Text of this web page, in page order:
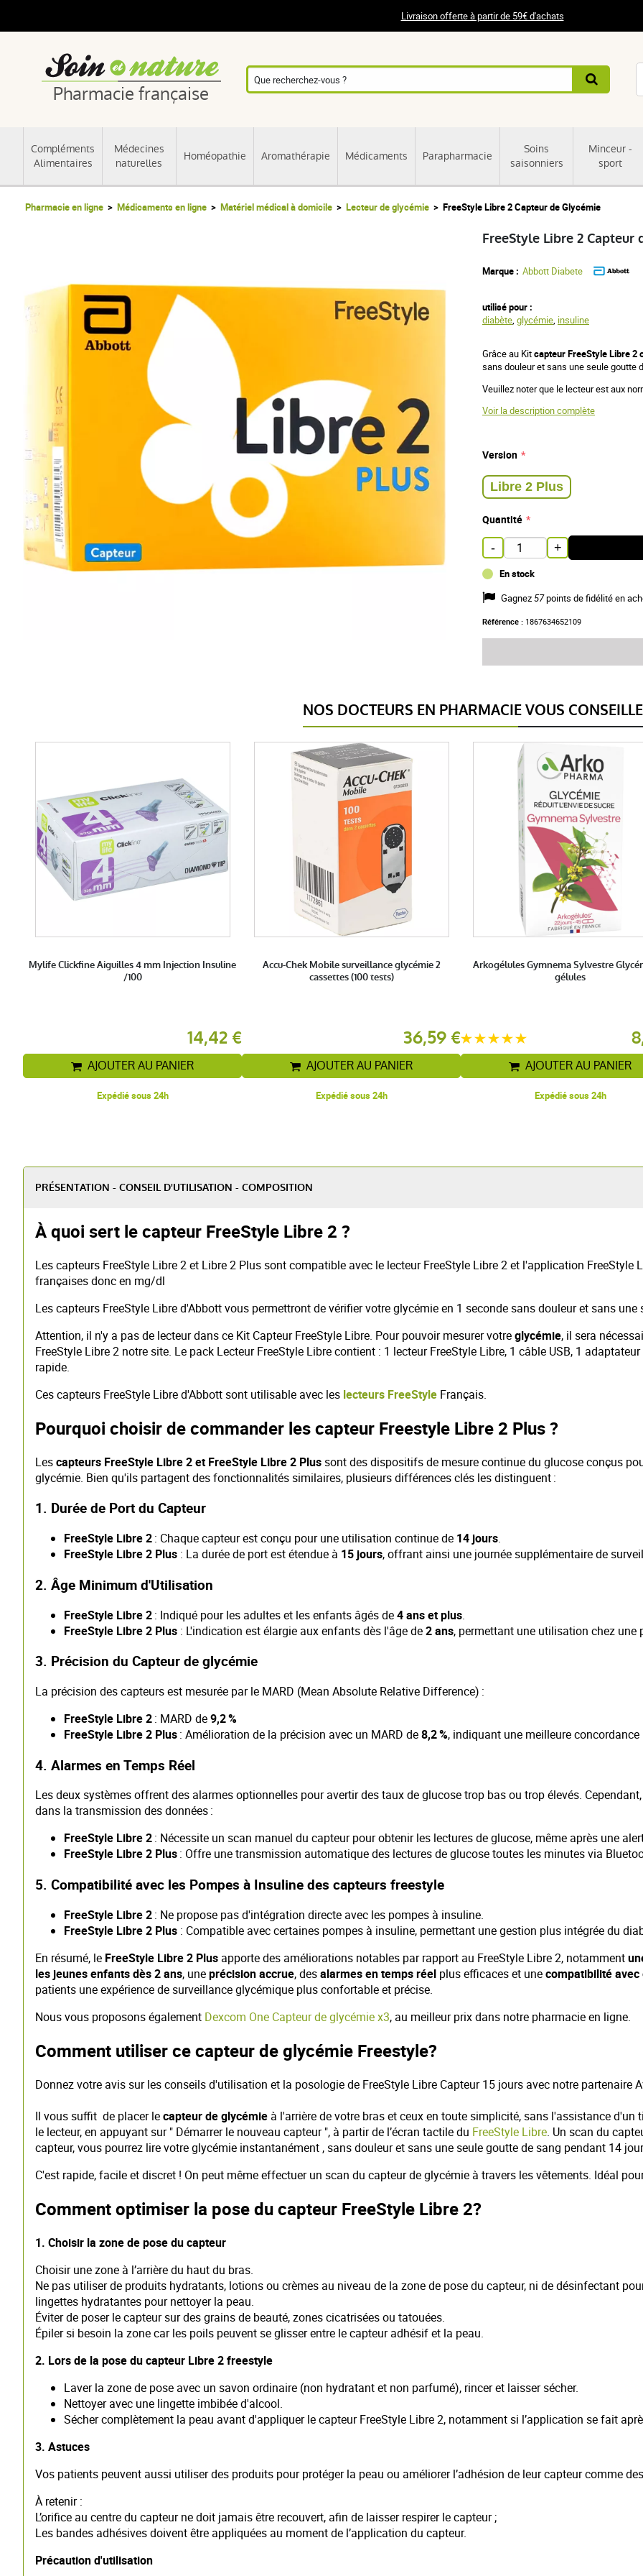
Livraison offerte à partir de 59€ d'achats
Pharmacie française
Compléments
Alimentaires
Médecines
naturelles
Homéopathie Aromathérapie Médicaments Parapharmacie
Soins
saisonniers
Minceur -
sport
Pharmacie en ligne Médicaments en ligne Matériel médical à domicile Lecteur de glycémie FreeStyle Libre 2 Capteur de Glycémie
FreeStyle Libre 2 Capteur
Marque : Abbott Diabete
utilisé pour :
diabète, glycémie, insuline
Grâce au Kitcapteur FreeStyleLibre 2
sans douleur et sans une seule goutte
Veuillez noter que le lecteur est aux
Voir la description complète
Version
Libre 2 Plus
Quantité
- +
En stock
Référence : 1867634652109
Gagnez57points de fidélité en
NOS DOCTEURS EN PHARMACIE VOUS
Mylife Clickfine Aiguilles 4 mm Injection Insuline
/100
14,42 €
AJOUTER AU PANIER
Expédié sous 24h
Accu-Chek Mobile surveillance glycémie 2
cassettes (100 tests)
36,59 €
AJOUTER AU PANIER
Expédié sous 24h
Arkogélules Gymnema Sylvestre
gélules
AJOUTER AU PANIER
Expédié sous 24h
PRÉSENTATION - CONSEIL D'UTILISATION - COMPOSITION
À quoi sert le capteur FreeStyle Libre 2 ?
Les capteurs FreeStyle Libre 2 et Libre 2 Plus sont compatible avec le lecteur FreeStyle Libre 2 et l'application
françaises donc en mg/dl
Les capteurs FreeStyle Libre d'Abbott vous permettront de vérifier votre glycémie en 1 seconde sans douleur et sans
Attention, il n'y a pas de lecteur dans ce Kit Capteur FreeStyle Libre. Pour pouvoir mesurer votreglycémie, il sera
FreeStyle Libre 2 notre site. Le pack Lecteur FreeStyle Libre contient : 1 lecteur FreeStyle Libre, 1 câble USB, 1
rapide.
Ces capteurs FreeStyle Libre d'Abbott sont utilisable avec les lecteurs FreeStyle Français.
Pourquoi choisir de commander les capteur Freestyle Libre 2 Plus ?
​Lescapteurs FreeStyle Libre 2 etFreeStyle Libre 2 Plussont des dispositifs de mesure continue du glucose conçus
glycémie. Bien qu'ils partagent des fonctionnalités similaires, plusieurs différences clés les distinguent :​
1. Durée de Port du Capteur
FreeStyle Libre 2: Chaque capteur est conçu pour une utilisation continue de 14 jours.​
FreeStyle Libre 2 Plus : La durée de port est étendue à 15 jours, offrant ainsi une journée supplémentaire de
2. Âge Minimum d'Utilisation
FreeStyle Libre 2: Indiqué pour les adultes et les enfants âgés de4 ans et plus.
FreeStyle Libre 2 Plus : L'indication est élargie aux enfants dès l'âge de2 ans, permettant une utilisation chez une
3. Précision du Capteur de glycémie
La précision des capteurs est mesurée par le MARD (Mean Absolute Relative Difference) :​
FreeStyle Libre 2: MARD de9,2 %
FreeStyle Libre 2 Plus: Amélioration de la précision avec un MARD de8,2 %, indiquant une meilleure concordance
4. Alarmes en Temps Réel
Les deux systèmes offrent des alarmes optionnelles pour avertir des taux de glucose trop bas ou trop élevés.
dans la transmission des données :​
FreeStyle Libre 2: Nécessite un scan manuel du capteur pour obtenir les lectures de glucose, même après une
FreeStyle Libre 2 Plus: Offre une transmission automatique des lectures de glucose toutes les minutes via
5. Compatibilité avec les Pompes à Insuline des capteurs freestyle
FreeStyle Libre 2: Ne propose pas d'intégration directe avec les pompes à insuline.​
FreeStyle Libre 2 Plus : Compatible avec certaines pompes à insuline, permettant une gestion plus intégrée du
En résumé, le FreeStyle Libre 2 Plus apporte des améliorations notables par rapport au FreeStyle Libre 2, notamment
les jeunes enfants dès 2 ans, uneprécision accrue, desalarmes en temps réel plus efficaces et unecompatibilité
patients une expérience de surveillance glycémique plus confortable et précise.
Nous vous proposons également Dexcom One Capteur de glycémie x3, au meilleur prix dans notre pharmacie en ligne.
Comment utiliser ce capteur de glycémie Freestyle?
Donnez votre avis sur les conseils d'utilisation et la posologie de FreeStyle Libre Capteur 15 jours avec notre partenaire
Il vous suffit de placer lecapteur de glycémie à l'arrière de votre bras et ceux en toute simplicité, sans l'assistance
le lecteur, en appuyant sur " Démarrer le nouveau capteur ", à partir de l’écran tactile du FreeStyle Libre. Un scan du
capteur, vous pourrez lire votre glycémie instantanément , sans douleur et sans une seule goutte de sang pendant 14
C'est rapide, facile et discret ! On peut même effectuer un scan du capteur de glycémie à travers les vêtements. Idéal
Comment optimiser la pose du capteur FreeStyle Libre 2?
1. Choisir la zone de pose du capteur
Choisir une zone à l’arrière du haut du bras.
Ne pas utiliser de produits hydratants, lotions ou crèmes au niveau de la zone de pose du capteur, ni de désinfectant
lingettes hydratantes pour nettoyer la peau.
Éviter de poser le capteur sur des grains de beauté, zones cicatrisées ou tatouées.
Épiler si besoin la zone car les poils peuvent se glisser entre le capteur adhésif et la peau.
2. Lors de la pose du capteur Libre 2 freestyle
Laver la zone de pose avec un savon ordinaire (non hydratant et non parfumé), rincer et laisser sécher.
Nettoyer avec une lingette imbibée d'alcool.
Sécher complètement la peau avant d'appliquer le capteur FreeStyle Libre 2, notamment si l’application se fait
3. Astuces
Vos patients peuvent aussi utiliser des produits pour protéger la peau ou améliorer l’adhésion de leur capteur comme
À retenir :
L’orifice au centre du capteur ne doit jamais être recouvert, afin de laisser respirer le capteur ;
Les bandes adhésives doivent être appliquées au moment de l’application du capteur.
Précaution d'utilisation